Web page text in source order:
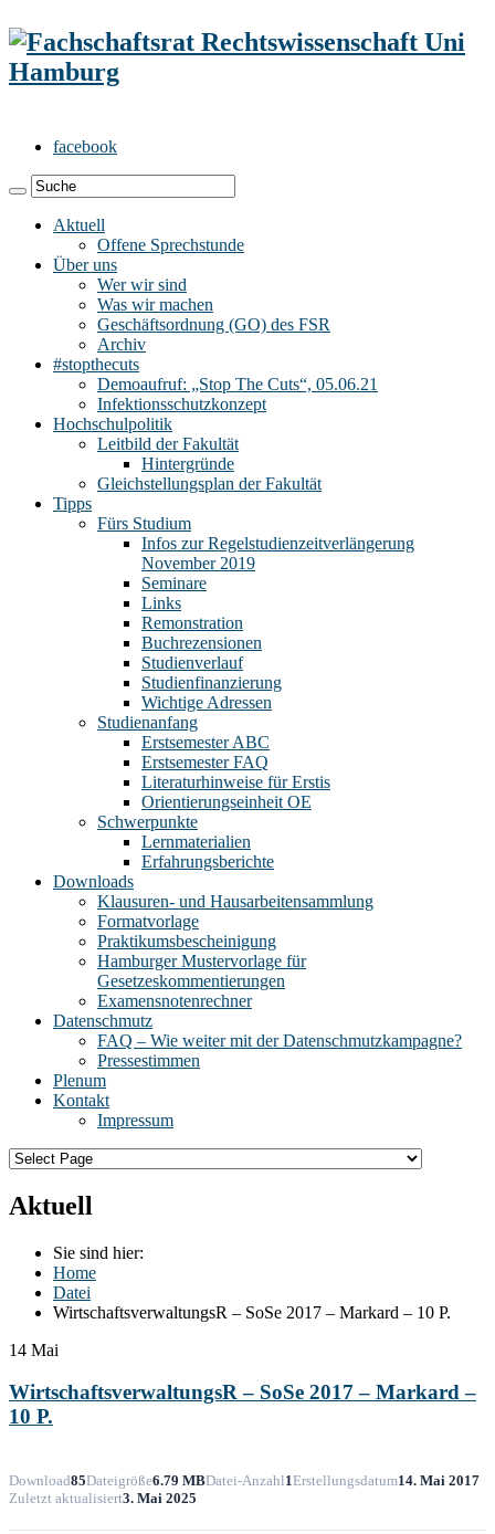
facebook
Aktuell
Offene Sprechstunde
Über uns
Wer wir sind
Was wir machen
Geschäftsordnung (GO) des FSR
Archiv
#stopthecuts
Demoaufruf: „Stop The Cuts“, 05.06.21
Infektionsschutzkonzept
Hochschulpolitik
Leitbild der Fakultät
Hintergründe
Gleichstellungsplan der Fakultät
Tipps
Fürs Studium
Infos zur Regelstudienzeitverlängerung
November 2019
Seminare
Links
Remonstration
Buchrezensionen
Studienverlauf
Studienfinanzierung
Wichtige Adressen
Studienanfang
Erstsemester ABC
Erstsemester FAQ
Literaturhinweise für Erstis
Orientierungseinheit OE
Schwerpunkte
Lernmaterialien
Erfahrungsberichte
Downloads
Klausuren- und Hausarbeitensammlung
Formatvorlage
Praktikumsbescheinigung
Hamburger Mustervorlage für
Gesetzeskommentierungen
Examensnotenrechner
Datenschmutz
FAQ – Wie weiter mit der Datenschmutzkampagne?
Pressestimmen
Plenum
Kontakt
Impressum
Aktuell
Sie sind hier:
Home
Datei
WirtschaftsverwaltungsR – SoSe 2017 – Markard – 10 P.
14 Mai
WirtschaftsverwaltungsR – SoSe 2017 – Markard –
10 P.
Download85Dateigröße6.79 MBDatei-Anzahl1Erstellungsdatum14. Mai 2017
Zuletzt aktualisiert3. Mai 2025